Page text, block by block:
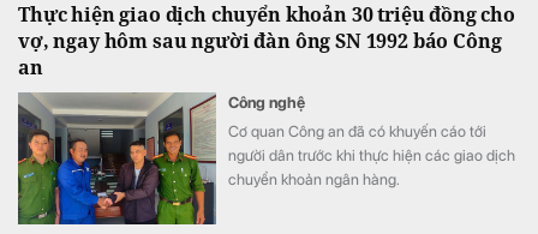
Thực hiện giao dịch chuyển khoản 30 triệu đồng cho
vợ, ngay hôm sau người đàn ông SN 1992 báo Công
an
Công nghệ
Cơ quan Công an đã có khuyến cáo tới
người dân trước khi thực hiện các giao dịch
chuyển khoản ngân hàng.